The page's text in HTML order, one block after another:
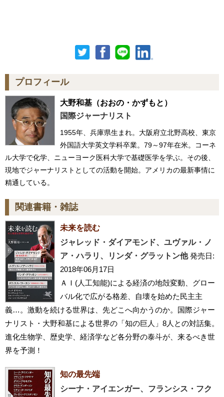
プロフィール
大野和基 （おおの・かずもと）
国際ジャーナリスト
1955年、兵庫県生まれ。大阪府立北野高校、東京
外国語大学英文学科卒業。79～97年在米。コーネ
ル大学で化学、ニューヨーク医科大学で基礎医学を学ぶ。その後、
現地でジャーナリストとしての活動を開始。アメリカの最新事情に
精通している。
関連書籍・雑誌
未来を読む
ジャレッド・ダイアモンド、ユヴァル・ノ
ア・ハラリ、リンダ・グラットン他 発売日:
2018年06月17日
ＡＩ(人工知能)による経済の地殻変動、グロー
バル化で広がる格差、自壊を始めた民主主
義…。激動を続ける世界は、先どこへ向かうのか。国際ジャー
ナリスト・大野和基による世界の「知の巨人」8人との対話集。
進化生物学、歴史学、経済学など各分野の泰斗が、来るべき世
界を予測！
知の最先端
シーナ・アイエンガー、フランシス・フク